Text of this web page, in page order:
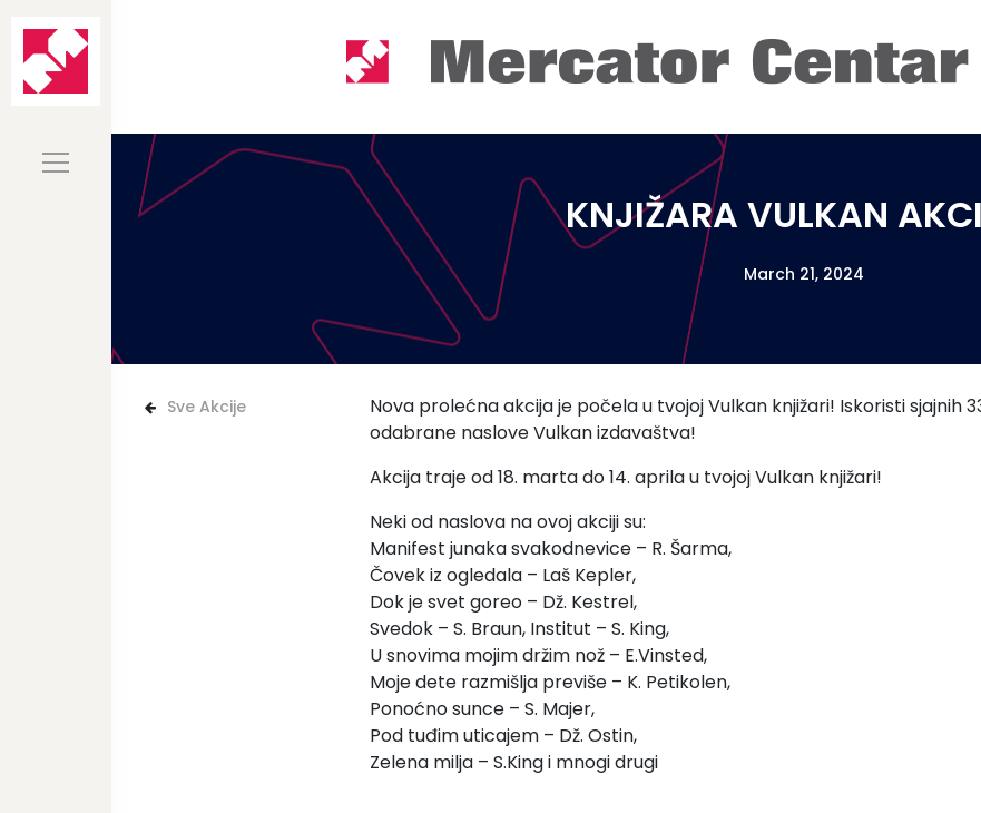
KNJIŽARA VULKAN
March 21, 2024
Sve Akcije
Nova prolećna akcija je počela u tvojoj Vulkan knjižari! Iskoristi sjajnih
odabrane naslove Vulkan izdavaštva!
Akcija traje od 18. marta do 14. aprila u tvojoj Vulkan knjižari!
Neki od naslova na ovoj akciji su:
Manifest junaka svakodnevice – R. Šarma,
Čovek iz ogledala – Laš Kepler,
Dok je svet goreo – Dž. Kestrel,
Svedok – S. Braun, Institut – S. King,
U snovima mojim držim nož – E.Vinsted,
Moje dete razmišlja previše – K. Petikolen,
Ponoćno sunce – S. Majer,
Pod tuđim uticajem – Dž. Ostin,
Zelena milja – S.King i mnogi drugi